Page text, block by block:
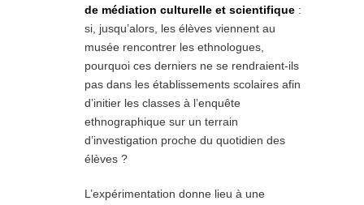
de médiation culturelle et scientifique :
si, jusqu’alors, les élèves viennent au
musée rencontrer les ethnologues,
pourquoi ces derniers ne se rendraient-ils
pas dans les établissements scolaires afin
d’initier les classes à l’enquête
ethnographique sur un terrain
d’investigation proche du quotidien des
élèves ?
L’expérimentation donne lieu à une